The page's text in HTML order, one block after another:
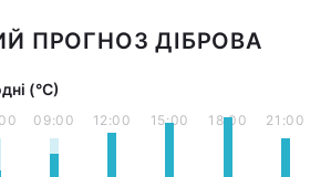
ПРОГНОЗ ДІБРОВА
(°С)
09:00 12:00 15:00 18:00 21:00